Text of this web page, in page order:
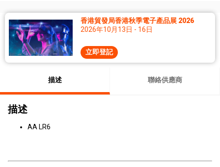
香港貿發局香港秋季電子產品展 2026
2026年10月13日 - 16日
立即登記
描述 聯絡供應商
描述
AA LR6